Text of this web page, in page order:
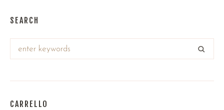
SEARCH
CARRELLO